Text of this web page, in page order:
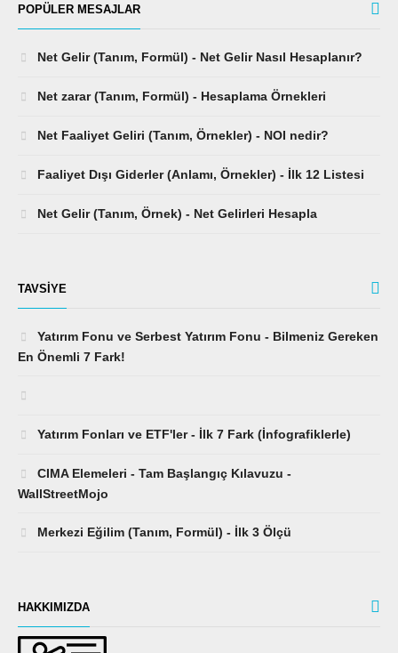
POPÜLER MESAJLAR
Net Gelir (Tanım, Formül) - Net Gelir Nasıl Hesaplanır?
Net zarar (Tanım, Formül) - Hesaplama Örnekleri
Net Faaliyet Geliri (Tanım, Örnekler) - NOI nedir?
Faaliyet Dışı Giderler (Anlamı, Örnekler) - İlk 12 Listesi
Net Gelir (Tanım, Örnek) - Net Gelirleri Hesapla
TAVSIYE
Yatırım Fonu ve Serbest Yatırım Fonu - Bilmeniz Gereken
En Önemli 7 Fark!
Yatırım Fonları ve ETF'ler - İlk 7 Fark (İnfografiklerle)
CIMA Elemeleri - Tam Başlangıç ​​Kılavuzu -
WallStreetMojo
Merkezi Eğilim (Tanım, Formül) - İlk 3 Ölçü
HAKKIMIZDA